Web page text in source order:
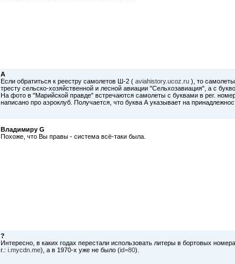
А
Если обратиться к реестру самолетов Ш-2 ( aviahistory.ucoz.ru ), то
тресту сельско-хозяйственной и лесной авиации "Сельхозавиация", а с
На фото в "Марийской правде" встречаются самолеты с буквами в рег.
написано про аэроклуб. Получается, что буква А указывает на
Владимиру G
Похоже, что Вы правы - система всё-таки была.
?
Интересно, в каких годах перестали использовать литеры в бортовых
г.: i.mycdn.me), а в 1970-х уже не было (id=80).